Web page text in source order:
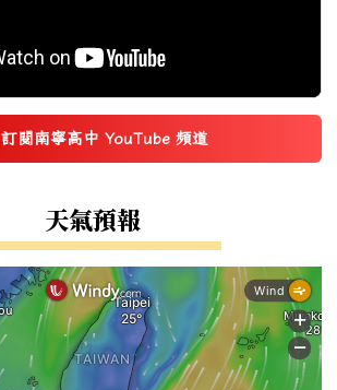
訂閱南寧高中 YouTube 頻道
(另開新視窗)
天氣預報